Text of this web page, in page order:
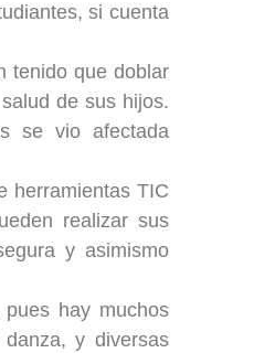
si cuenta
tenido que doblar
de sus hijos.
se vio afectada
herramientas TIC
realizar sus
y asimismo
hay muchos
y diversas